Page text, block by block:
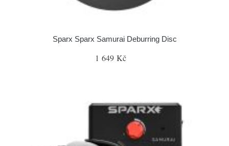
Sparx Sparx Samurai Deburring Disc
1 649 Kč